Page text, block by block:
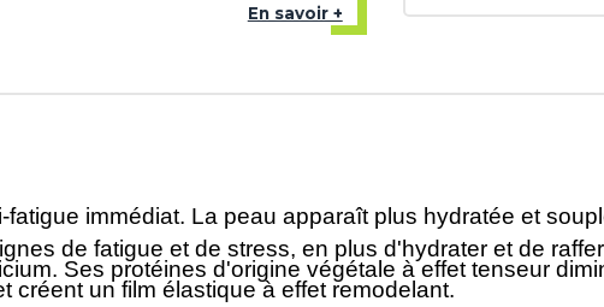
En savoir +
immédiat. La peau apparaît plus hydratée et
de fatigue et de stress, en plus d'hydrater et de
Ses protéines d'origine végétale à effet tenseur
créent un film élastique à effet remodelant.